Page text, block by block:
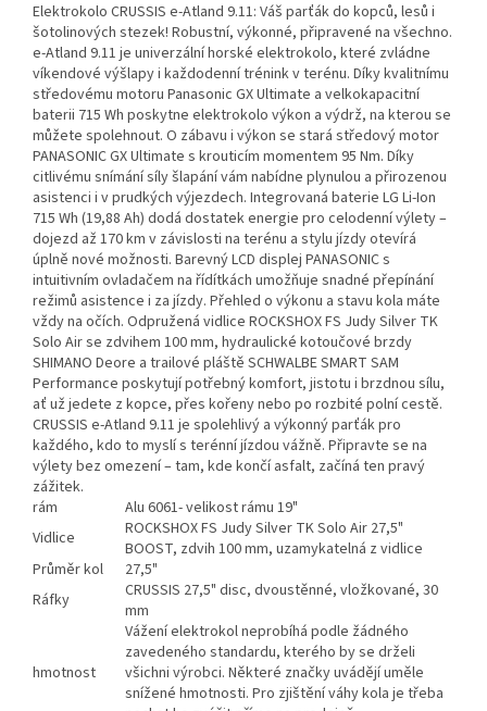
Elektrokolo CRUSSIS e-Atland 9.11: Váš parťák do kopců, lesů i
šotolinových stezek! Robustní, výkonné, připravené na všechno.
e-Atland 9.11 je univerzální horské elektrokolo, které zvládne
víkendové výšlapy i každodenní trénink v terénu. Díky kvalitnímu
středovému motoru Panasonic GX Ultimate a velkokapacitní
baterii 715 Wh poskytne elektrokolo výkon a výdrž, na kterou se
můžete spolehnout. O zábavu i výkon se stará středový motor
PANASONIC GX Ultimate s krouticím momentem 95 Nm. Díky
citlivému snímání síly šlapání vám nabídne plynulou a přirozenou
asistenci i v prudkých výjezdech. Integrovaná baterie LG Li-Ion
715 Wh (19,88 Ah) dodá dostatek energie pro celodenní výlety –
dojezd až 170 km v závislosti na terénu a stylu jízdy otevírá
úplně nové možnosti. Barevný LCD displej PANASONIC s
intuitivním ovladačem na řídítkách umožňuje snadné přepínání
režimů asistence i za jízdy. Přehled o výkonu a stavu kola máte
vždy na očích. Odpružená vidlice ROCKSHOX FS Judy Silver TK
Solo Air se zdvihem 100 mm, hydraulické kotoučové brzdy
SHIMANO Deore a trailové pláště SCHWALBE SMART SAM
Performance poskytují potřebný komfort, jistotu i brzdnou sílu,
ať už jedete z kopce, přes kořeny nebo po rozbité polní cestě.
CRUSSIS e-Atland 9.11 je spolehlivý a výkonný parťák pro
každého, kdo to myslí s terénní jízdou vážně. Připravte se na
výlety bez omezení – tam, kde končí asfalt, začíná ten pravý
zážitek.
rám
Alu 6061- velikost rámu 19"
Vidlice
ROCKSHOX FS Judy Silver TK Solo Air 27,5"
BOOST, zdvih 100 mm, uzamykatelná z vidlice
Průměr kol
27,5"
Ráfky
CRUSSIS 27,5" disc, dvoustěnné, vložkované, 30
mm
hmotnost
Vážení elektrokol neprobíhá podle žádného
zavedeného standardu, kterého by se drželi
všichni výrobci. Některé značky uvádějí uměle
snížené hmotnosti. Pro zjištění váhy kola je třeba